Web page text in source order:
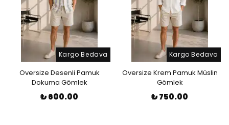
Kargo Bedava
Oversize Desenli Pamuk
Dokuma Gömlek
₺ 600.00
Kargo Bedava
Oversize Krem Pamuk Müslin
Gömlek
₺ 750.00